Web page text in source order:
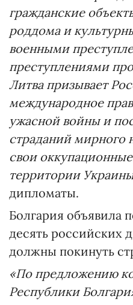
гражданские
роддома и
военными
преступлениями
Литва призывает
международное
ужасной войны и
страданий мирного
свои
территории
дипломаты.
Болгария объявила
десять российских
должны покинуть
«По предложению
Республики